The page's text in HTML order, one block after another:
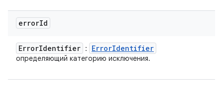
errorId
ErrorIdentifier : ErrorIdentifier
определяющий категорию исключения.